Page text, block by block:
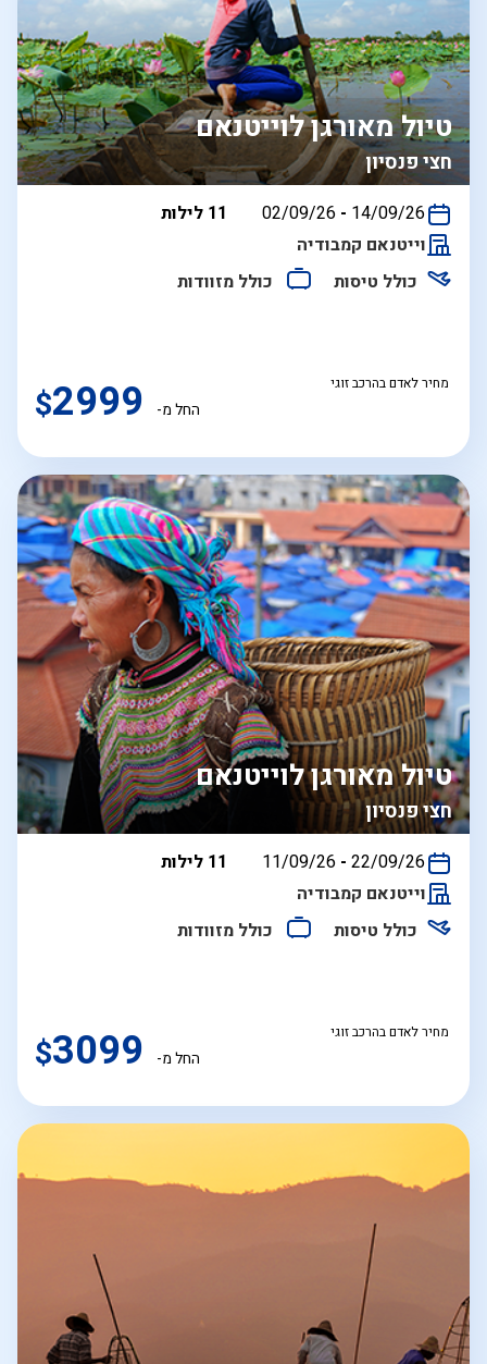
חצי פנסיון
טיול מאורגן לוייטנאם
בין
02/09/26 - 14/09/26
11 לילות
וייטנאם קמבודיה
כולל טיסות
כולל מזוודות
מחיר לאדם בהרכב זוגי
החל מ- $2999
חצי פנסיון
טיול מאורגן לוייטנאם
בין
11/09/26 - 22/09/26
11 לילות
וייטנאם קמבודיה
כולל טיסות
כולל מזוודות
מחיר לאדם בהרכב זוגי
החל מ- $3099